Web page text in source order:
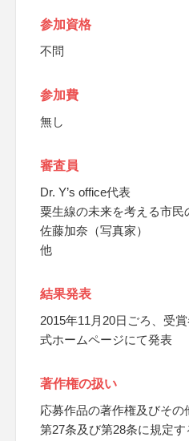
参加資格
不問
参加費
無し
審査員
Dr. Y’s office代表
粟生線の未来を考える市民
佐藤加奈（写真家）
他
結果発表
2015年11月20日ごろ、受
式ホームページにて発表
著作権の扱い
応募作品の著作権及びそ
第27条及び第28条に規定